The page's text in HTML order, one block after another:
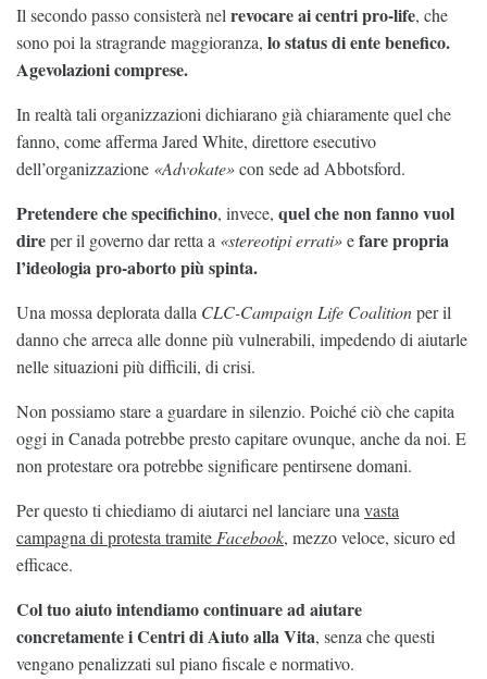
Il secondo passo consisterà nel revocare ai centri pro-life, che
sono poi la stragrande maggioranza, lo status di ente benefico.
Agevolazioni comprese.
In realtà tali organizzazioni dichiarano già chiaramente quel che
fanno, come afferma Jared White, direttore esecutivo
dell’organizzazione «Advokate»con sede ad Abbotsford.
Pretendere che specifichino, invece, quel che non fanno vuol
direper il governo dar retta a «stereotipi errati»efare propria
l’ideologia pro-aborto più spinta.
Una mossa deplorata dalla CLC-Campaign Life Coalitionper il
danno che arreca alle donne più vulnerabili, impedendo di aiutarle
nelle situazioni più difficili, di crisi.
Non possiamo stare a guardare in silenzio. Poiché ciò che capita
oggi in Canada potrebbe presto capitare ovunque, anche da noi. E
non protestare ora potrebbe significare pentirsene domani.
Per questo ti chiediamo di aiutarci nel lanciare una vasta
campagna di protesta tramite Facebook, mezzo veloce, sicuro ed
efficace.
Col tuo aiuto intendiamo continuare ad aiutare
concretamente i Centri di Aiuto alla Vita, senza che questi
vengano penalizzati sul piano fiscale e normativo.